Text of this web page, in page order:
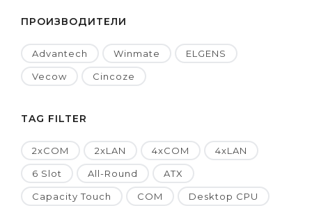
ПРОИЗВОДИТЕЛИ
Advantech Winmate ELGENS
Vecow Cincoze
TAG FILTER
2xCOM 2xLAN 4xCOM 4xLAN
6 Slot All-Round ATX
Capacity Touch COM Desktop CPU